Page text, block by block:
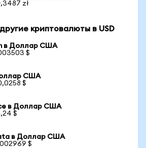
zł
криптовалюты в USD
в Доллар США
$
США
$
в Доллар США
$
в Доллар США
$